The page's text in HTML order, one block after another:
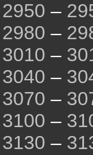
2950 –
2980 –
3010 –
3040 –
3070 –
3100 –
3130 –